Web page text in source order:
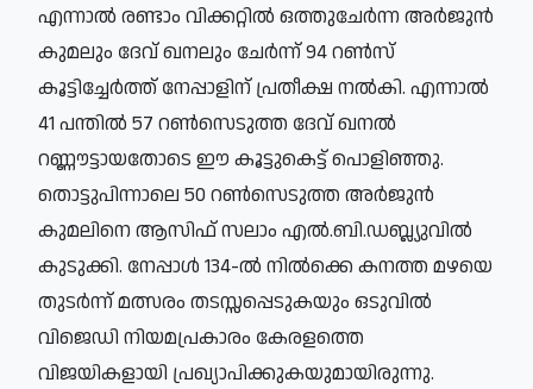
എന്നാൽ രണ്ടാം വിക്കറ്റിൽ ഒത്തുചേർന്ന അർജുൻ
കുമലും ദേവ് ഖനലും ചേർന്ന് 94 റൺസ്
കൂട്ടിച്ചേർത്ത് നേപ്പാളിന് പ്രതീക്ഷ നൽകി. എന്നാൽ
41 പന്തിൽ 57 റൺസെടുത്ത ദേവ് ഖനൽ
റണ്ണൗട്ടായതോടെ ഈ കൂട്ടുകെട്ട് പൊളിഞ്ഞു.
തൊട്ടുപിന്നാലെ 50 റൺസെടുത്ത അർജുൻ
കുമലിനെ ആസിഫ് സലാം എൽ.ബി.ഡബ്ല്യുവിൽ
കുടുക്കി. നേപ്പാൾ 134-ൽ നിൽക്കെ കനത്ത മഴയെ
തുടർന്ന് മത്സരം തടസ്സപ്പെടുകയും ഒടുവിൽ
വിജെഡി നിയമപ്രകാരം കേരളത്തെ
വിജയികളായി പ്രഖ്യാപിക്കുകയുമായിരുന്നു.